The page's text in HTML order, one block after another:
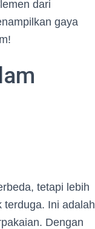
dari
gaya
tetapi lebih
terduga. Ini adalah
Dengan